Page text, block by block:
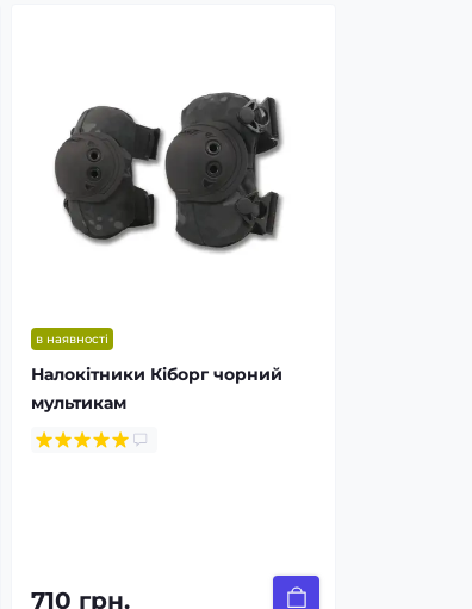
в наявності
Налокітники Кіборг чорний
мультикам
710 грн.